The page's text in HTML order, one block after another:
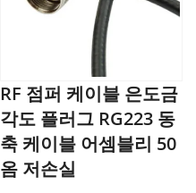
RF 점퍼 케이블 은도금
각도 플러그 RG223 동
축 케이블 어셈블리 50
옴 저손실